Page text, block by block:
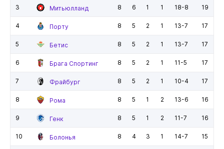
3 Митьюлланд 8 6 1 1 18-8 19
4 Порту 8 5 2 1 13-7 17
5 Бетис 8 5 2 1 13-7 17
6 Брага Спортинг 8 5 2 1 11-5 17
7 Фрайбург 8 5 2 1 10-4 17
8 Рома 8 5 1 2 13-6 16
9 Генк 8 5 1 2 11-7 16
10 Болонья 8 4 3 1 14-7 15